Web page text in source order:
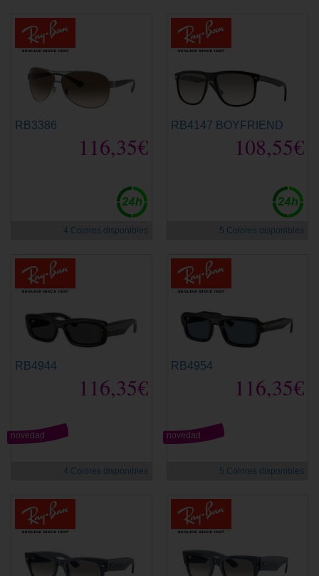
RB3386
116,35€
4 Colores disponibles
RB4147 BOYFRIEND
108,55€
5 Colores disponibles
RB4944
116,35€
novedad
4 Colores disponibles
RB4954
116,35€
novedad
5 Colores disponibles